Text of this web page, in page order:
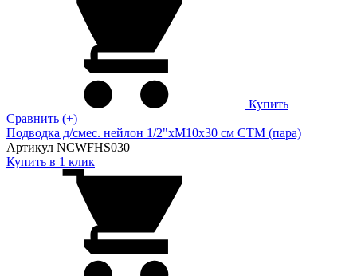
Купить
Сравнить (+)
Подводка д/смес. нейлон 1/2"xM10x30 см CTM (пара)
Артикул NCWFHS030
Купить в 1 клик